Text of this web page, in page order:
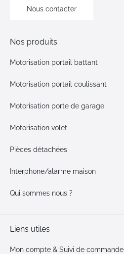
Nous contacter
Nos produits
Motorisation portail battant
Motorisation portail coulissant
Motorisation porte de garage
Motorisation volet
Pièces détachées
Interphone/alarme maison
Qui sommes nous ?
Liens utiles
Mon compte & Suivi de commande